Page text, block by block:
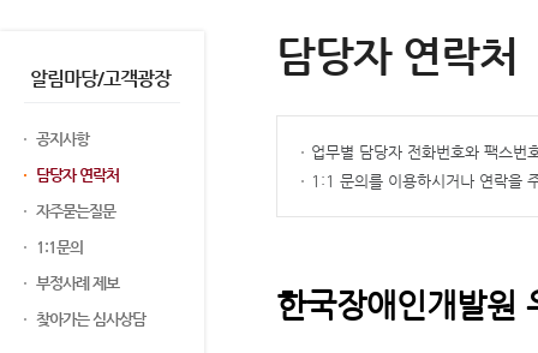
알림마당/고객광장
공지사항
담당자 연락처
자주묻는질문
1:1문의
부정사례 제보
찾아가는 심사상담
담당자 연락처
업무별 담당자 전화번호와 팩스번
1:1 문의를 이용하시거나 연락을
한국장애인개발원